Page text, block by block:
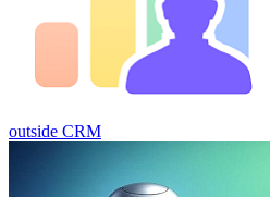
outside CRM